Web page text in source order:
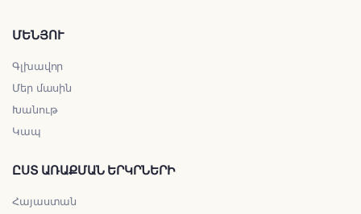
ՄԵՆՅՈՒ
Գլխավոր
Մեր մասին
Խանութ
Կապ
ԸՍՏ ԱՌԱՔՄԱՆ ԵՐԿՐՆԵՐԻ
Հայաստան